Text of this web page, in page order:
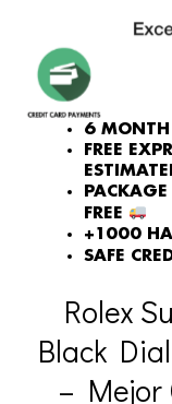
6 MONTH
FREE
FREE
+1000
SAFE
Rolex
Black
– Mejor